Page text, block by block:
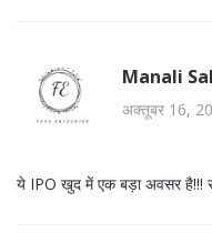
Manali
अक्तूबर 16,
ये IPO खुद में एक बड़ा अवसर है!!!